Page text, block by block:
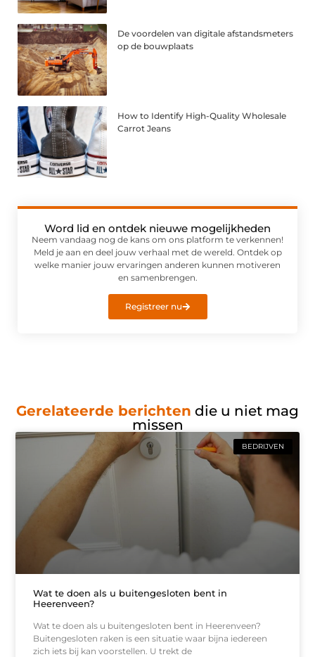
De voordelen van digitale afstandsmeters
op de bouwplaats
How to Identify High-Quality Wholesale
Carrot Jeans
Word lid en ontdek nieuwe mogelijkheden
Neem vandaag nog de kans om ons platform te verkennen!
Meld je aan en deel jouw verhaal met de wereld. Ontdek op
welke manier jouw ervaringen anderen kunnen motiveren
en samenbrengen.
Registreer nu
Gerelateerde berichten die u niet mag
missen
BEDRIJVEN
Wat te doen als u buitengesloten bent in
Heerenveen?
Wat te doen als u buitengesloten bent in Heerenveen?
Buitengesloten raken is een situatie waar bijna iedereen
zich iets bij kan voorstellen. U trekt de